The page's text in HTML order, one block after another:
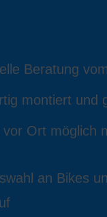
Beratung
montiert und
vor Ort möglich
an Bikes